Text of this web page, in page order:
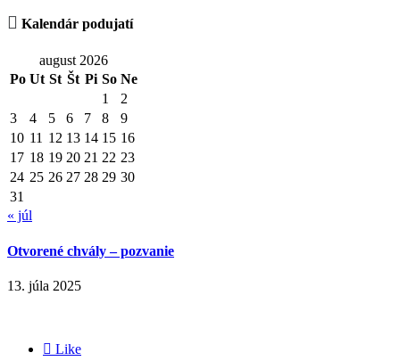
 Kalendár podujatí
august 2026
Po Ut St Št Pi So Ne
1
2
3
4 5 6 7 8
9
10 11 12 13 14 15 16
17 18 19 20 21 22 23
24 25 26 27 28 29 30
31
« júl
Otvorené chvály – pozvanie
13. júla 2025
 Like